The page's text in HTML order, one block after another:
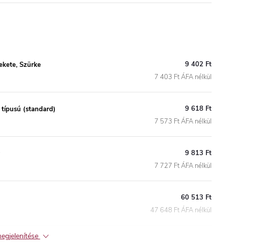
Szürke
9 402 Ft
7 403 Ft ÁFA nélkül
(standard)
9 618 Ft
7 573 Ft ÁFA nélkül
9 813 Ft
7 727 Ft ÁFA nélkül
60 513 Ft
47 648 Ft ÁFA nélkül